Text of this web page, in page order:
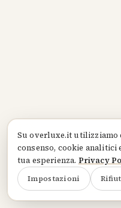
Suoverluxe.itutilizziamo
consenso, cookie
tua esperienza. Privacy
Impostazioni